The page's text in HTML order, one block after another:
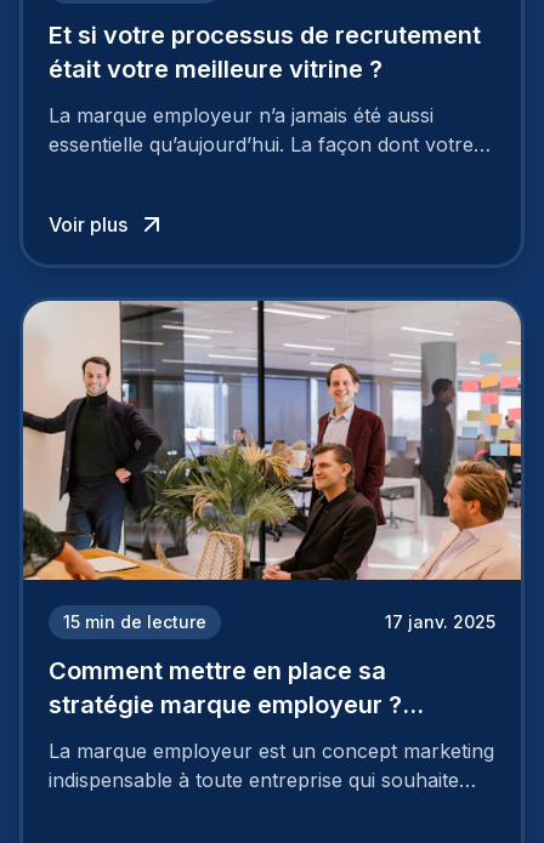
Et si votre processus de recrutement
était votre meilleure vitrine ?
La marque employeur n’a jamais été aussi
essentielle qu’aujourd’hui. La façon dont votre
à perdre les meilleurs profils.
Voir plus
15 min de lecture 17 janv. 2025
Comment mettre en place sa
stratégie marque employeur ?
Découvrez les 7 étapes
La marque employeur est un concept marketing
indispensable à toute entreprise qui souhaite